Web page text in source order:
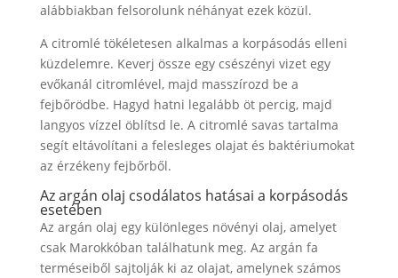
alábbiakban felsorolunk néhányat ezek közül.
A citromlé tökéletesen alkalmas a korpásodás elleni
küzdelemre. Keverj össze egy csészényi vizet egy
evőkanál citromlével, majd masszírozd be a
fejbőrödbe. Hagyd hatni legalább öt percig, majd
langyos vízzel öblítsd le. A citromlé savas tartalma
segít eltávolítani a felesleges olajat és baktériumokat
az érzékeny fejbőrből.
Az argán olaj csodálatos hatásai a korpásodás
esetében
Az argán olaj egy különleges növényi olaj, amelyet
csak Marokkóban találhatunk meg. Az argán fa
terméseiből sajtolják ki az olajat, amelynek számos